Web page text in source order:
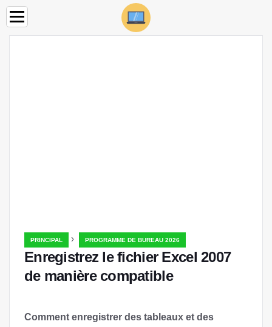
PRINCIPAL › PROGRAMME DE BUREAU 2026
Enregistrez le fichier Excel 2007
de manière compatible
Comment enregistrer des tableaux et des